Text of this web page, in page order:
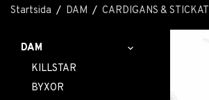
Startsida / DAM / CARDIGANS & STICKAT
DAM
KILLSTAR
BYXOR